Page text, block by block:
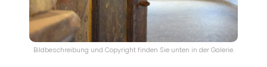
Bildbeschreibung und Copyright finden Sie unten in der Galerie.